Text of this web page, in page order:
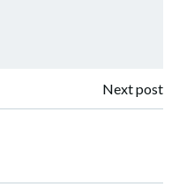
Next post